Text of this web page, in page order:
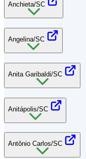
Anchieta/SC
Angelina/SC
Anita Garibaldi/SC
Anitápolis/SC
Antônio Carlos/SC